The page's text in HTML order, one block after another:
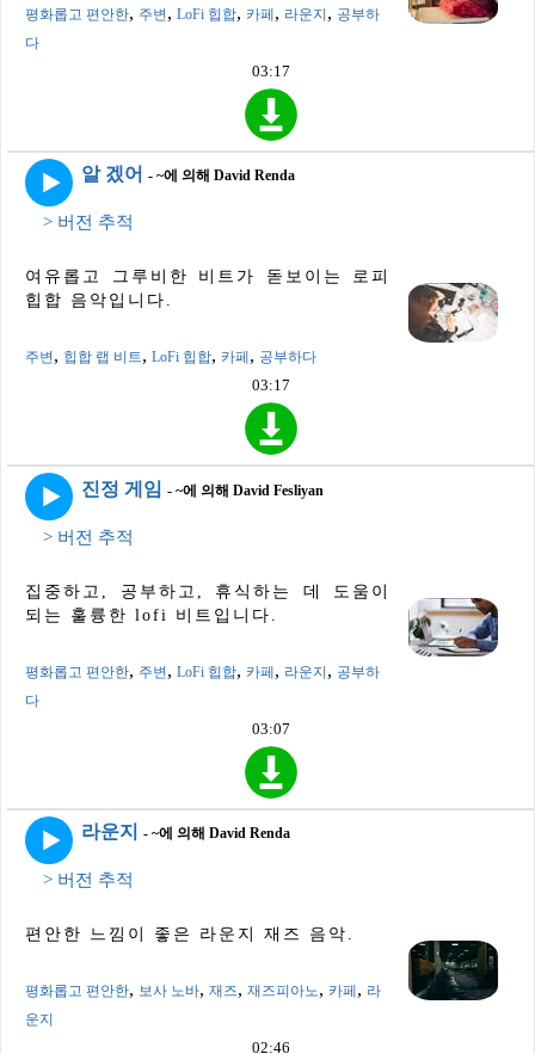
평화롭고 편안한, 주변 , LoFi 힙합, 카페 , 라운지 , 공부하
다
03:17
알 겠어 - ~에 의해 David Renda
> 버전 추적
여유롭고 그루비한 비트가 돋보이는 로피
힙합 음악입니다.
주변 , 힙합 랩 비트, LoFi 힙합, 카페 , 공부하다
03:17
진정 게임 - ~에 의해 David Fesliyan
> 버전 추적
집중하고, 공부하고, 휴식하는 데 도움이
되는 훌륭한 lofi 비트입니다.
평화롭고 편안한, 주변, LoFi 힙합, 카페, 라운지, 공부하
다
03:07
라운지 - ~에 의해 David Renda
> 버전 추적
편안한 느낌이 좋은 라운지 재즈 음악.
평화롭고 편안한, 보사 노바, 재즈, 재즈피아노, 카페 , 라
운지
02:46